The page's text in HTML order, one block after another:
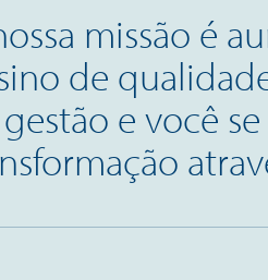
missão é
de
e você